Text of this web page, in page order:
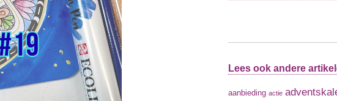
Lees ook andere
aanbieding actie